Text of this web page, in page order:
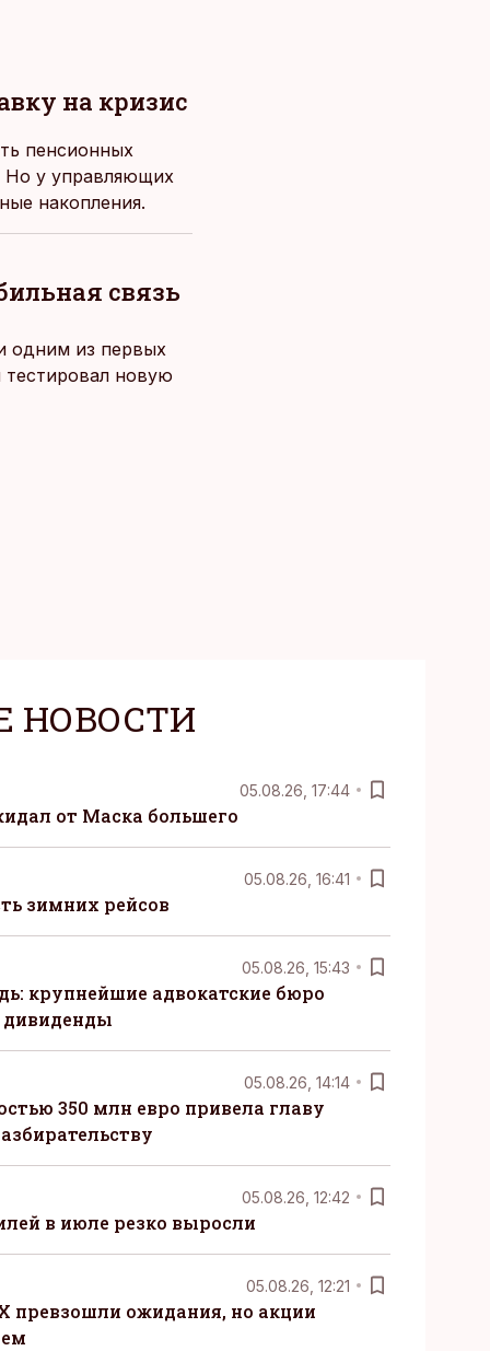
на кризис
пенсионных
Но у управляющих
накопления.
связь
одним из первых
новую
НОВОСТИ
05.08.26, 17:44
от Маска большего
05.08.26, 16:41
зимних рейсов
05.08.26, 15:43
крупнейшие адвокатские бюро
05.08.26, 14:14
350 млн евро привела главу
05.08.26, 12:42
в июле резко выросли
05.08.26, 12:21
превзошли ожидания, но акции